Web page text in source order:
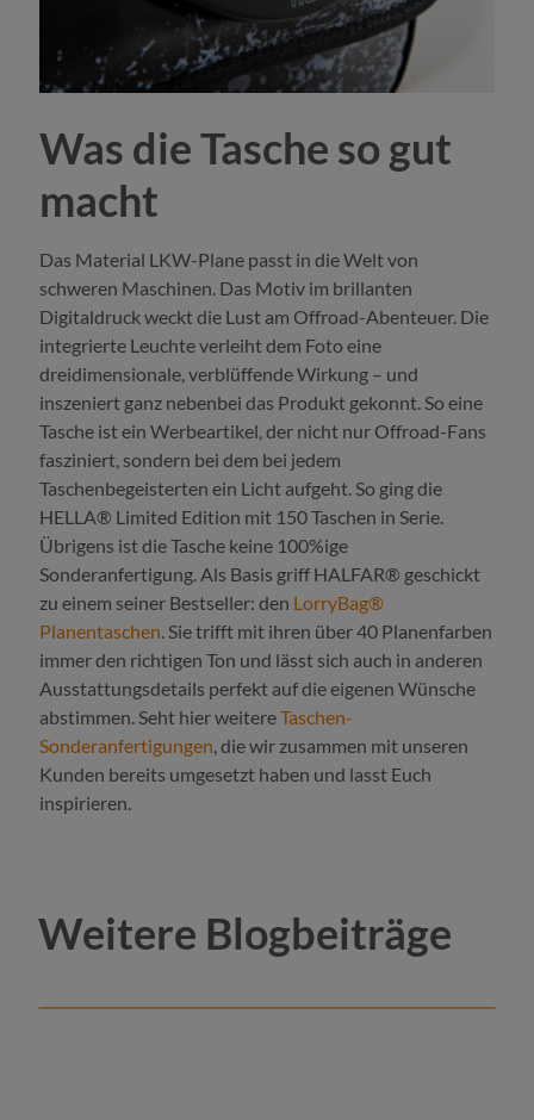
Was die Tasche so gut
macht
Das Material LKW-Plane passt in die Welt von
schweren Maschinen. Das Motiv im brillanten
Digitaldruck weckt die Lust am Offroad-Abenteuer. Die
integrierte Leuchte verleiht dem Foto eine
dreidimensionale, verblüffende Wirkung – und
inszeniert ganz nebenbei das Produkt gekonnt. So eine
Tasche ist ein Werbeartikel, der nicht nur Offroad-Fans
fasziniert, sondern bei dem bei jedem
Taschenbegeisterten ein Licht aufgeht. So ging die
HELLA® Limited Edition mit 150 Taschen in Serie.
Übrigens ist die Tasche keine 100%ige
Sonderanfertigung. Als Basis griff HALFAR® geschickt
zu einem seiner Bestseller: den LorryBag®
Planentaschen . Sie trifft mit ihren über 40 Planenfarben
immer den richtigen Ton und lässt sich auch in anderen
Ausstattungsdetails perfekt auf die eigenen Wünsche
abstimmen. Seht hier weitereTaschen-
Sonderanfertigungen , die wir zusammen mit unseren
Kunden bereits umgesetzt haben und lasst Euch
inspirieren.
Weitere Blogbeiträge